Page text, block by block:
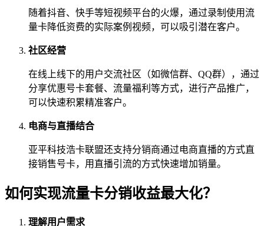
随着抖音、快手等短视频平台的火爆，通过录制使用流
量卡降低资费的实际案例视频，可以吸引潜在客户。
社区经营
在线上线下的用户交流社区（如微信群、QQ群），通过
分享优惠号卡套餐、流量福利等方式，进行产品推广，
可以快速积累精准客户。
电商与直播结合
亚平科技浩卡联盟还支持分销商通过电商直播的方式直
接销售号卡，用直播引流的方式快速增加销量。
如何实现流量卡分销收益最大化？
理解用户需求